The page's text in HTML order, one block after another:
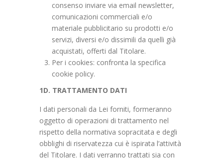
consenso inviare via email newsletter,
comunicazioni commerciali e/o
materiale pubblicitario su prodotti e/o
servizi, diversi e/o dissimili da quelli già
acquistati, offerti dal Titolare.
Per i cookies: confronta la specifica
cookie policy.
1D. TRATTAMENTO DATI
I dati personali da Lei forniti, formeranno
oggetto di operazioni di trattamento nel
rispetto della normativa sopracitata e degli
obblighi di riservatezza cui è ispirata l’attività
del Titolare. I dati verranno trattati sia con